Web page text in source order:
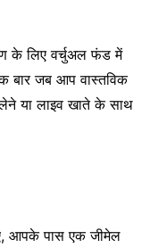
के लिए वर्चुअल फंड में
बार जब आप वास्तविक
या लाइव खाते के साथ
आपके पास एक जीमेल